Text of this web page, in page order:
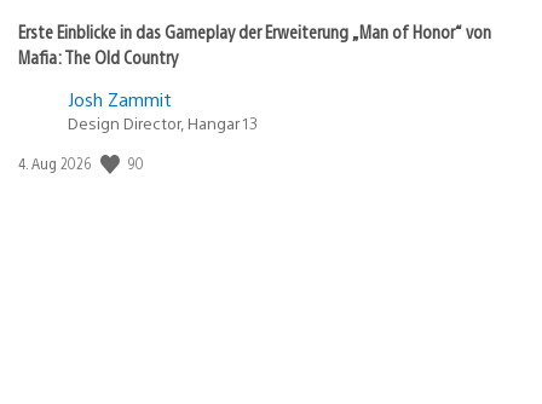
Erste Einblicke in das Gameplay der Erweiterung „Man of Honor“ von
Mafia: The Old Country
Josh Zammit
Design Director, Hangar 13
Veröffentlichungsdatum:
4. Aug 2026 90